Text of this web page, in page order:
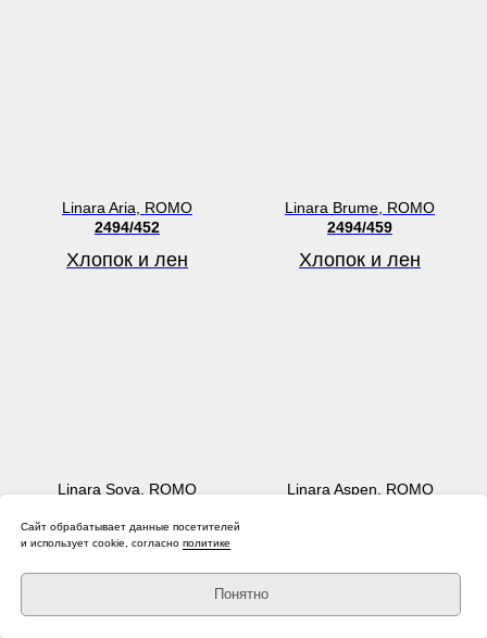
Linara Aria, ROMO
2494/452
Хлопок и лен
Linara Brume, ROMO
2494/459
Хлопок и лен
Linara Soya, ROMO
Хлопок и лен
Linara Aspen, ROMO
Сайт обрабатывает данные посетителей
и использует cookie, согласно политике
Понятно